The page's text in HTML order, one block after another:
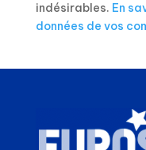
indésirables. En
données de vos